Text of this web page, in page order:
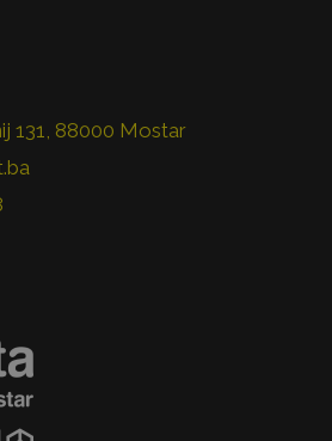
131, 88000 Mostar